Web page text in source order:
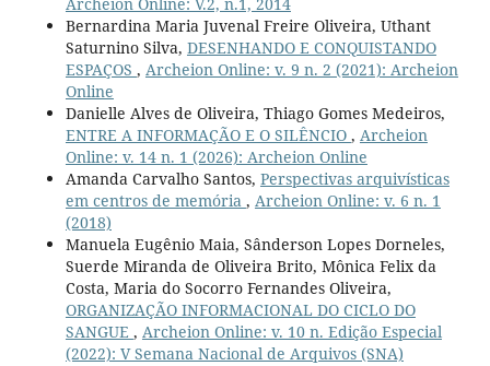
Bernardina Maria Juvenal Freire Oliveira, Uthant
Saturnino Silva, DESENHANDO E CONQUISTANDO
ESPAÇOS , Archeion Online: v. 9 n. 2 (2021): Archeion
Online
Danielle Alves de Oliveira, Thiago Gomes Medeiros,
ENTRE A INFORMAÇÃO E O SILÊNCIO , Archeion
Online: v. 14 n. 1 (2026): Archeion Online
Amanda Carvalho Santos, Perspectivas arquivísticas
em centros de memória , Archeion Online: v. 6 n. 1
(2018)
Manuela Eugênio Maia, Sânderson Lopes Dorneles,
Suerde Miranda de Oliveira Brito, Mônica Felix da
Costa, Maria do Socorro Fernandes Oliveira,
ORGANIZAÇÃO INFORMACIONAL DO CICLO DO
SANGUE , Archeion Online: v. 10 n. Edição Especial
(2022): V Semana Nacional de Arquivos (SNA)